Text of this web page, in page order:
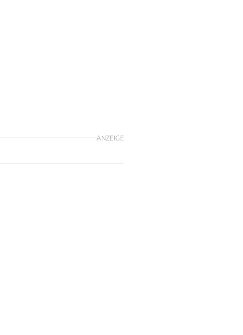
ANZEIGE